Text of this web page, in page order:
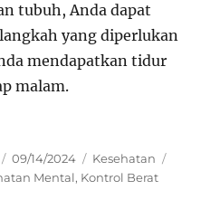
tubuh, Anda dapat
yang diperlukan
mendapatkan tidur
malam.
Posted
on
09/14/2024 Categories
Kesehatan
Mental, Kontrol Berat